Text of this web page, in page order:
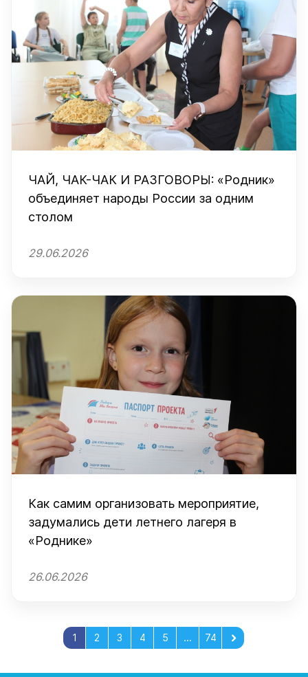
ЧАЙ, ЧАК-ЧАК И РАЗГОВОРЫ: «Родник»
объединяет народы России за одним
столом
29.06.2026
Как самим организовать мероприятие,
задумались дети летнего лагеря в
«Роднике»
26.06.2026
1 2 3 4 5 ... 74